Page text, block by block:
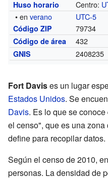
Huso horario Centro:
• enverano UTC-5
Código ZIP 79734
Código de área 432
GNIS 2408235
Fort Davises un lugar
Estados Unidos. Se
Davis. Es lo que se
el censo", que es una
define para recopilar datos.
Según el censo de 2010,
personas. La densidad de